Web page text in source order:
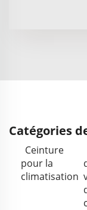
Catégories
Ceinture
pour la
climatisation